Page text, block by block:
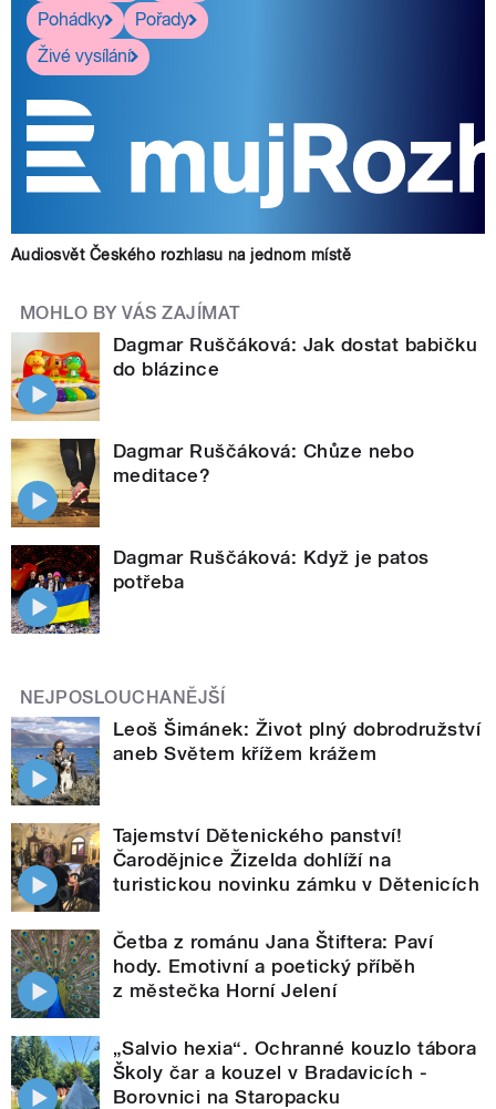
Pohádky
Pořady
Živé vysílání
Audiosvět Českého rozhlasu na jednom místě
MOHLO BY VÁS ZAJÍMAT
Dagmar Ruščáková: Jak dostat babičku
do blázince
Dagmar Ruščáková: Chůze nebo
meditace?
Dagmar Ruščáková: Když je patos
potřeba
NEJPOSLOUCHANĚJŠÍ
Leoš Šimánek: Život plný dobrodružství
aneb Světem křížem krážem
Tajemství Dětenického panství!
Čarodějnice Žizelda dohlíží na
turistickou novinku zámku v Dětenicích
Četba z románu Jana Štiftera: Paví
hody. Emotivní a poetický příběh
z městečka Horní Jelení
„Salvio hexia“. Ochranné kouzlo tábora
Školy čar a kouzel v Bradavicích -
Borovnici na Staropacku